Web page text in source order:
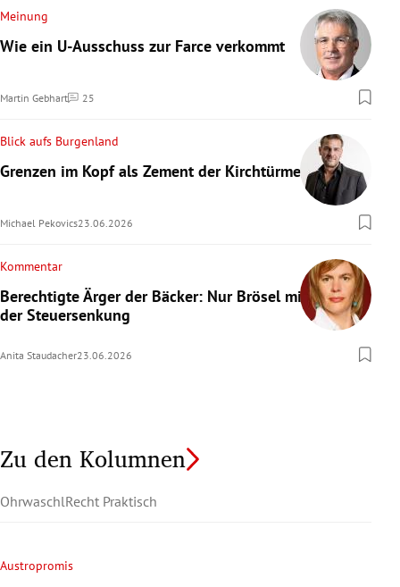
Meinung
Wie ein U-Ausschuss zur Farce verkommt
Martin Gebhart 25
Kommentare
Blick aufs Burgenland
Grenzen im Kopf als Zement der Kirchtürme
Michael Pekovics23.06.2026
Kommentar
Berechtigte Ärger der Bäcker: Nur Brösel mit
der Steuersenkung
Anita Staudacher23.06.2026
Zu den Kolumnen
OhrwaschlRecht Praktisch
Austropromis